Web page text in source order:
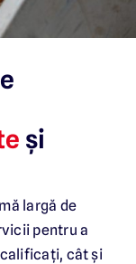
și
largă de
pentru a
cât și